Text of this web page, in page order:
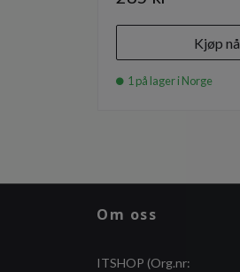
Kjøp nå
1 på lager i Norge
Om oss
ITSHOP (Org.nr: